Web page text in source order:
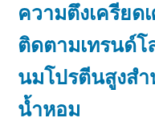
ความตึงเครียด
ติดตามเทรนด์โ
นมโปรตีนสูงส
น้ำหอม